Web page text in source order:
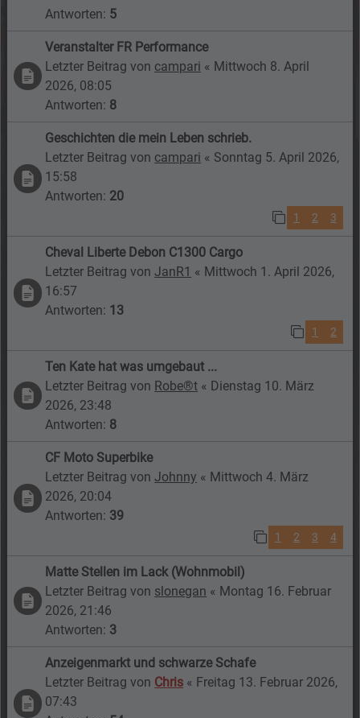
Antworten: 5
Veranstalter FR Performance
Letzter Beitrag von campari « Mittwoch 8. April
2026, 08:05
Antworten: 8
Geschichten die mein Leben schrieb.
Letzter Beitrag von campari « Sonntag 5. April 2026,
15:58
Antworten: 20
1 2 3
Cheval Liberte Debon C1300 Cargo
Letzter Beitrag vonJanR1 « Mittwoch 1. April 2026,
16:57
Antworten: 13
1 2
Ten Kate hat was umgebaut ...
Letzter Beitrag von Robe®t « Dienstag 10. März
2026, 23:48
Antworten: 8
CF Moto Superbike
Letzter Beitrag vonJohnny « Mittwoch 4. März
2026, 20:04
Antworten: 39
1 2 3 4
Matte Stellen im Lack (Wohnmobil)
Letzter Beitrag von slonegan « Montag 16. Februar
2026, 21:46
Antworten: 3
Anzeigenmarkt und schwarze Schafe
Letzter Beitrag von Chris « Freitag 13. Februar 2026,
07:43